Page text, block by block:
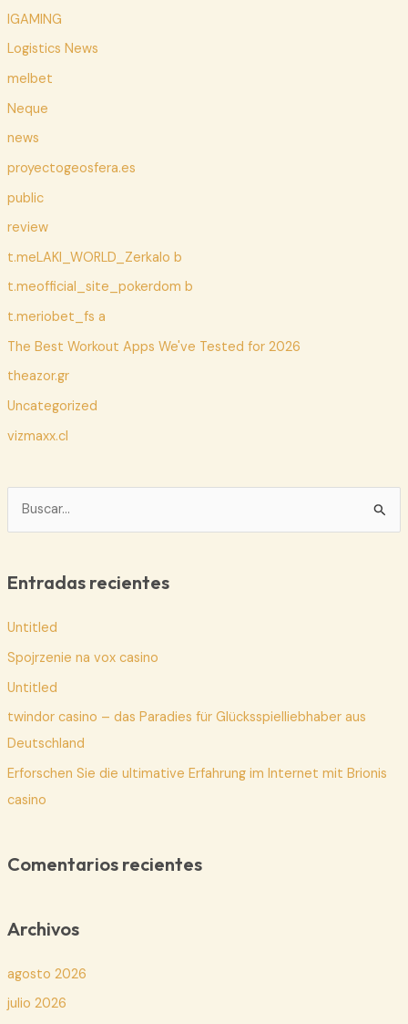
IGAMING
Logistics News
melbet
Neque
news
proyectogeosfera.es
public
review
t.meLAKI_WORLD_Zerkalo b
t.meofficial_site_pokerdom b
t.meriobet_fs a
The Best Workout Apps We've Tested for 2026
theazor.gr
Uncategorized
vizmaxx.cl
c
r
p
o
r
:
Entradas recientes
Untitled
Spojrzenie na vox casino
Untitled
twindor casino – das Paradies für Glücksspielliebhaber aus
Deutschland
Erforschen Sie die ultimative Erfahrung im Internet mit Brionis
casino
Comentarios recientes
Archivos
agosto 2026
julio 2026